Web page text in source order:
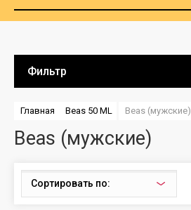
Фильтр
Главная Beas 50 ML Beas (мужские)
Beas (мужские)
Сортировать по: